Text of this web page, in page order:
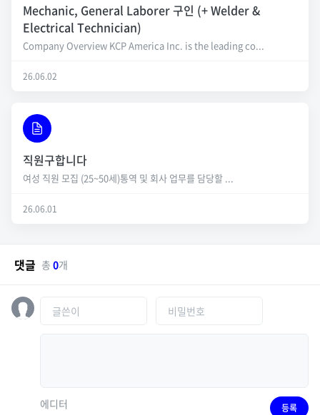
Mechanic, General Laborer 구인 (+ Welder &
Electrical Technician)
Company Overview KCP America Inc. is the leading co...
26.06.02
직원구합니다
여성 직원 모집 (25~50세)통역 및 회사 업무를 담당할 ...
26.06.01
댓글 총 0개
에디터 등록